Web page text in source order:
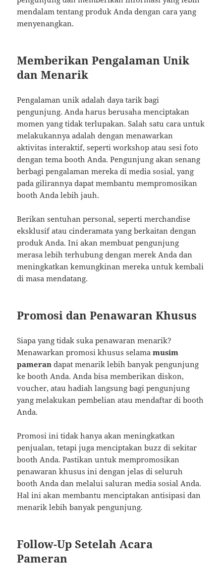
mendalam tentang produk Anda dengan cara yang
menyenangkan.
Memberikan Pengalaman Unik
dan Menarik
Pengalaman unik adalah daya tarik bagi
pengunjung. Anda harus berusaha menciptakan
momen yang tidak terlupakan. Salah satu cara untuk
melakukannya adalah dengan menawarkan
aktivitas interaktif, seperti workshop atau sesi foto
dengan tema booth Anda. Pengunjung akan senang
berbagi pengalaman mereka di media sosial, yang
pada gilirannya dapat membantu mempromosikan
booth Anda lebih jauh.
Berikan sentuhan personal, seperti merchandise
eksklusif atau cinderamata yang berkaitan dengan
produk Anda. Ini akan membuat pengunjung
merasa lebih terhubung dengan merek Anda dan
meningkatkan kemungkinan mereka untuk kembali
di masa mendatang.
Promosi dan Penawaran Khusus
Siapa yang tidak suka penawaran menarik?
Menawarkan promosi khusus selamamusim
pameran dapat menarik lebih banyak pengunjung
ke booth Anda. Anda bisa memberikan diskon,
voucher, atau hadiah langsung bagi pengunjung
yang melakukan pembelian atau mendaftar di booth
Anda.
Promosi ini tidak hanya akan meningkatkan
penjualan, tetapi juga menciptakan buzz di sekitar
booth Anda. Pastikan untuk mempromosikan
penawaran khusus ini dengan jelas di seluruh
booth Anda dan melalui saluran media sosial Anda.
Hal ini akan membantu menciptakan antisipasi dan
menarik lebih banyak pengunjung.
Follow-Up Setelah Acara
Pameran